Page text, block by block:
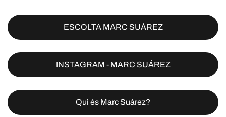
ESCOLTA MARC SUÁREZ
INSTAGRAM - MARC SUÁREZ
Qui és Marc Suárez?